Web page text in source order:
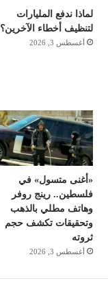
لماذا ندفع المليارات
لتنظيف أخطاء الآخرين؟
أغسطس 3, 2026
«أغنى متسول» في
فلسطين.. رينج روفر
وهاتف مطلي بالذهب
وتحقيقات تكشف حجم
ثروته
أغسطس 3, 2026